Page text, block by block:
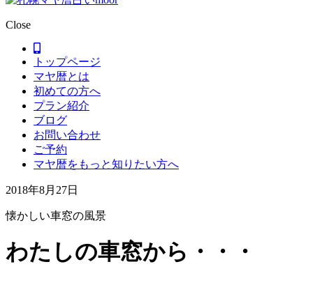
Close
トップページ
マヤ暦とは
初めての方へ
プラン紹介
ブログ
お問い合わせ
ご予約
マヤ暦をもっと知りたい方へ
2018年8月27日
懐かしい車窓の風景
わたしの車窓から・・・